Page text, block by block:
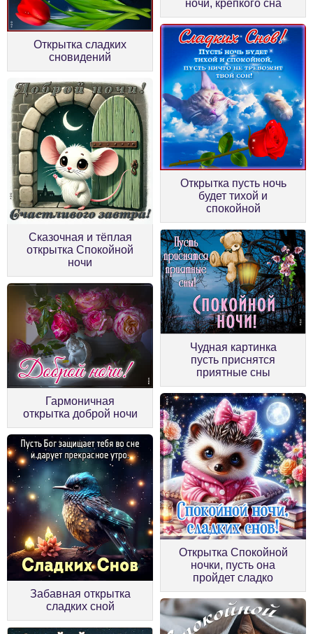
Открытка сладких
сновидений
ночи, крепкого сна
Сказочная и тёплая
открытка Спокойной
ночи
Открытка пусть ночь
будет тихой и
спокойной
Гармоничная
открытка доброй ночи
Чудная картинка
пусть приснятся
приятные сны
Забавная открытка
сладких сной
Открытка Спокойной
ночки, пусть она
пройдет сладко